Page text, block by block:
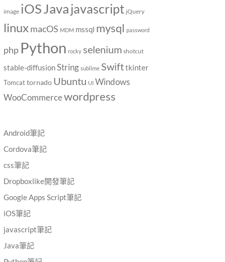
image iOSJavajavascript jQuery
linuxmacOS MDM mssql mysql password
php Python rocky selenium shotcut
stable-diffusionString sublime Swifttkinter
Tomcat tornado Ubuntu UI Windows
WooCommercewordpress
Android筆記
Cordova筆記
css筆記
Dropboxlike開發筆記
Google Apps Script筆記
iOS筆記
javascript筆記
Java筆記